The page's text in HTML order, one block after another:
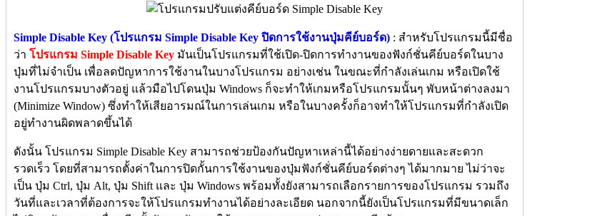
Simple Disable Key (โปรแกรม Simple Disable Key ปิดการใช้งานปุ่มคีย์บอร์ด) : สำหรับโปรแกรมนี้มีชื่อ
ว่า โปรแกรม Simple Disable Key มันเป็นโปรแกรมที่ใช้เปิด-ปิดการทำงานของฟังก์ชั่นคีย์บอร์ดในบาง
ปุ่มที่ไม่จำเป็น เพื่อลดปัญหาการใช้งานในบางโปรแกรม อย่างเช่น ในขณะที่กำลังเล่นเกม หรือเปิดใช้
งานโปรแกรมบางตัวอยู่ แล้วมือไปโดนปุ่ม Windows ก็จะทำให้เกมหรือโปรแกรมนั้นๆ พับหน้าต่างลงมา
(Minimize Window) ซึ่งทำให้เสียอารมณ์ในการเล่นเกม หรือในบางครั้งก็อาจทำให้โปรแกรมที่กำลังเปิด
อยู่ทำงานผิดพลาดขึ้นได้
ดังนั้น โปรแกรม Simple Disable Key สามารถช่วยป้องกันปัญหาเหล่านี้ได้อย่างง่ายดายและสะดวก
รวดเร็ว โดยที่สามารถตั้งค่าในการปิดกั้นการใช้งานของปุ่มฟังก์ชั่นคีย์บอร์ดต่างๆ ได้มากมาย ไม่ว่าจะ
เป็น ปุ่ม Ctrl, ปุ่ม Alt, ปุ่ม Shift และ ปุ่ม Windows พร้อมทั้งยังสามารถเลือกรายการของโปรแกรม รวมถึง
วันที่และเวลาที่ต้องการจะให้โปรแกรมทำงานได้อย่างละเอียด นอกจากนี้ยังเป็นโปรแกรมที่มีขนาดเล็ก